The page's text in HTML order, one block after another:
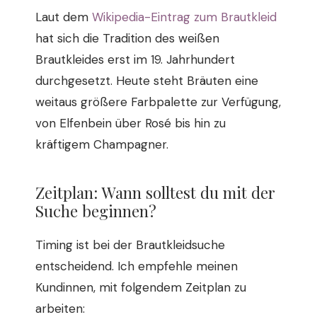
Laut dem Wikipedia-Eintrag zum Brautkleid
hat sich die Tradition des weißen
Brautkleides erst im 19. Jahrhundert
durchgesetzt. Heute steht Bräuten eine
weitaus größere Farbpalette zur Verfügung,
von Elfenbein über Rosé bis hin zu
kräftigem Champagner.
Zeitplan: Wann solltest du mit der
Suche beginnen?
Timing ist bei der Brautkleidsuche
entscheidend. Ich empfehle meinen
Kundinnen, mit folgendem Zeitplan zu
arbeiten: